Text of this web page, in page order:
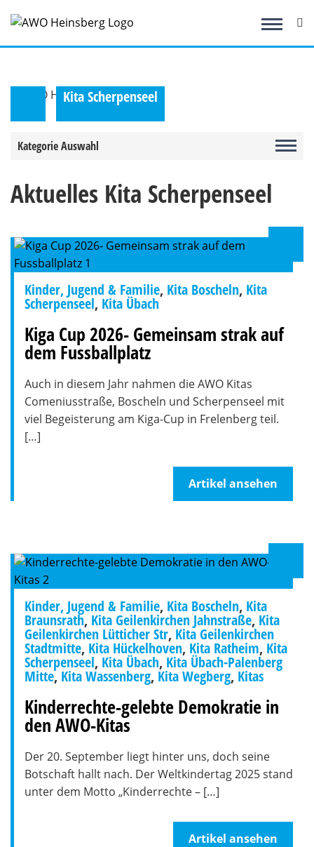
Inhalt
springen
Kita Scherpenseel
Kategorie Auswahl
Aktuelles Kita Scherpenseel
Kinder, Jugend & Familie, Kita Boscheln, Kita
Scherpenseel, Kita Übach
Kiga Cup 2026- Gemeinsam strak auf
dem Fussballplatz
Auch in diesem Jahr nahmen die AWO Kitas
Comeniusstraße, Boscheln und Scherpenseel mit
viel Begeisterung am Kiga-Cup in Frelenberg teil.
[…]
Artikel ansehen
Kinder, Jugend & Familie, Kita Boscheln, Kita
Braunsrath, Kita Geilenkirchen Jahnstraße, Kita
Geilenkirchen Lütticher Str, Kita Geilenkirchen
Stadtmitte, Kita Hückelhoven, Kita Ratheim, Kita
Scherpenseel, Kita Übach, Kita Übach-Palenberg
Mitte, Kita Wassenberg, Kita Wegberg, Kitas
Kinderrechte-gelebte Demokratie in
den AWO-Kitas
Der 20. September liegt hinter uns, doch seine
Botschaft hallt nach. Der Weltkindertag 2025 stand
unter dem Motto „Kinderrechte – […]
Artikel ansehen